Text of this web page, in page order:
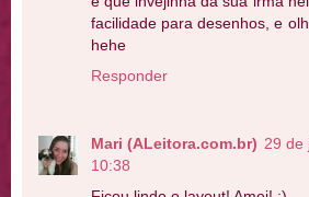
facilidade para desenhos, e
hehe
Responder
Mari (ALeitora.com.br) 29 de
10:38